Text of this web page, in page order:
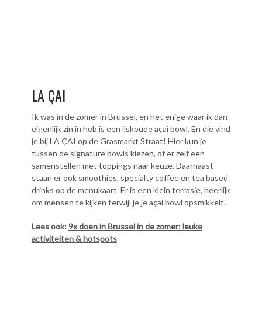
LA ÇAI
Ik was in de zomer in Brussel, en het enige waar ik dan
eigenlijk zin in heb is een ijskoude açai bowl. En die vind
je bij LA ÇAI op de Grasmarkt Straat! Hier kun je
tussen de signature bowls kiezen, of er zelf een
samenstellen met toppings naar keuze. Daarnaast
staan er ook smoothies, specialty coffee en tea based
drinks op de menukaart. Er is een klein terrasje, heerlijk
om mensen te kijken terwijl je je açai bowl opsmikkelt.
Lees ook:9x doen in Brussel in de zomer: leuke
activiteiten & hotspots